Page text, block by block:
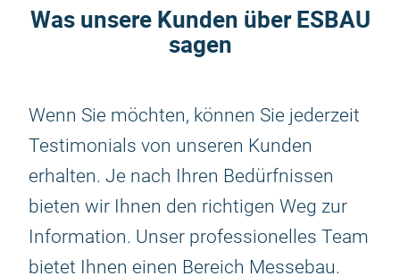
Was unsere Kunden über ESBAU
sagen
Wenn Sie möchten, können Sie jederzeit
Testimonials von unseren Kunden
erhalten. Je nach Ihren Bedürfnissen
bieten wir Ihnen den richtigen Weg zur
Information. Unser professionelles Team
bietet Ihnen einen Bereich Messebau.